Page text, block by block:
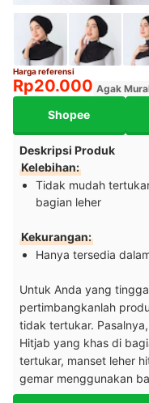
Harga referensi
Rp20.000 Agak
Shopee
Deskripsi Produk
Kelebihan:
Tidak mudah
bagian leher
Kekurangan:
Hanya tersedia
Untuk Anda yang
pertimbangkanlah
tidak tertukar.
Hitjab yang khas di
tertukar, manset leher
gemar menggunakan